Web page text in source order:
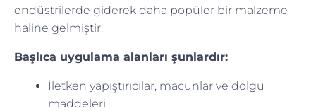
endüstrilerde giderek daha popüler bir malzeme
haline gelmiştir.
Başlıca uygulama alanları şunlardır:
İletken yapıştırıcılar, macunlar ve dolgu
maddeleri